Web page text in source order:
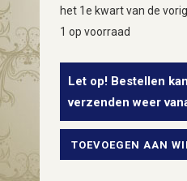
het 1e kwart van de
1 op voorraad
Let op! Bestellen
verzenden weer
Antieke
TOEVOEGEN AAN